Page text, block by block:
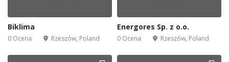
Biklima
0 Ocena Rzeszów, Poland
Energores Sp. z o.o.
0 Ocena Rzeszów, Poland